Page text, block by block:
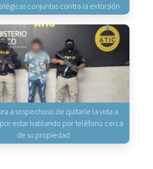
conjuntas contra la extorsión
a sospechoso de quitarle la vida a
estar hablando por teléfono cerca
de su propiedad